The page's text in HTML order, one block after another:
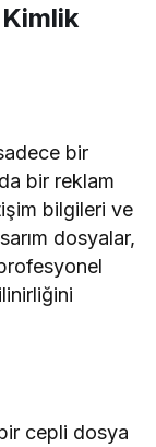
bir
bir reklam
bilgileri ve
dosyalar,
bir cepli dosya